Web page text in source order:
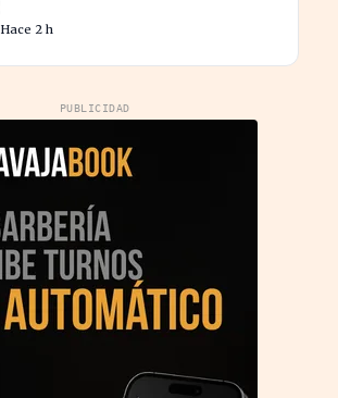
Hace 2 h
PUBLICIDAD